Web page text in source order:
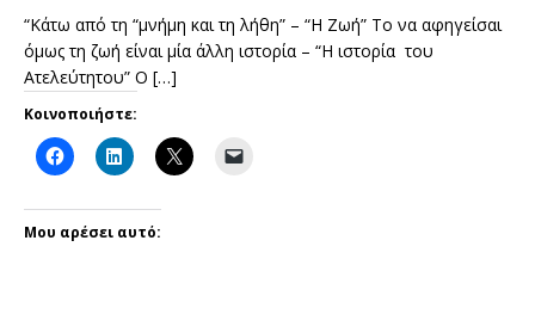
“Κάτω από τη “μνήμη και τη λήθη” – “Η Ζωή” Το να αφηγείσαι
όμως τη ζωή είναι μία άλλη ιστορία – “Η ιστορία του
Ατελεύτητου” Ο […]
Κοινοποιήστε:
Μου αρέσει αυτό: